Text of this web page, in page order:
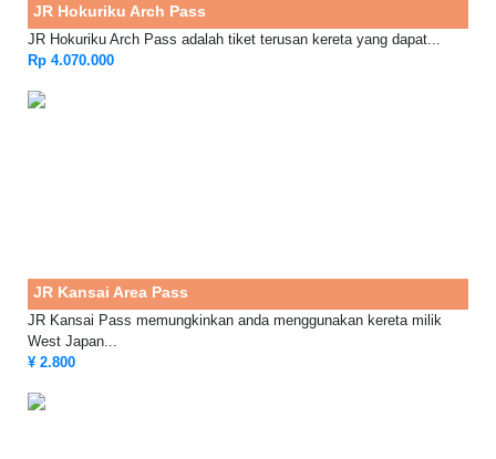
JR Hokuriku Arch Pass
JR Hokuriku Arch Pass adalah tiket terusan kereta yang dapat...
Rp 4.070.000
JR Kansai Area Pass
JR Kansai Pass memungkinkan anda menggunakan kereta milik
West Japan...
¥ 2.800